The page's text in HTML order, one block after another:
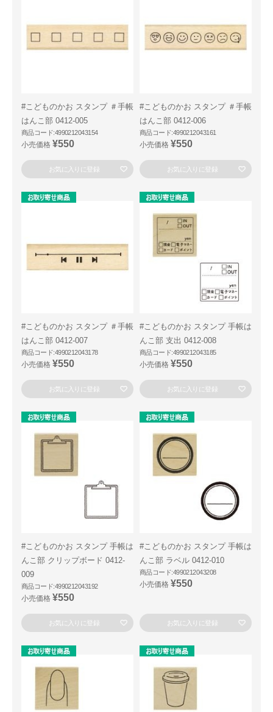
#こどものかお スタンプ ＃手帳
はんこ部 0412-005
商品コード:4990212043154
小売価格 ¥550
お気に入りに登録
#こどものかお スタンプ ＃手帳
はんこ部 0412-006
商品コード:4990212043161
小売価格 ¥550
お気に入りに登録
#こどものかお スタンプ ＃手帳
はんこ部 0412-007
商品コード:4990212043178
小売価格 ¥550
お気に入りに登録
#こどものかお スタンプ 手帳は
んこ部 支出 0412-008
商品コード:4990212043185
小売価格 ¥550
お気に入りに登録
#こどものかお スタンプ 手帳は
んこ部 クリップボード 0412-
009
商品コード:4990212043192
小売価格 ¥550
お気に入りに登録
#こどものかお スタンプ 手帳は
んこ部 ラベル 0412-010
商品コード:4990212043208
小売価格 ¥550
お気に入りに登録